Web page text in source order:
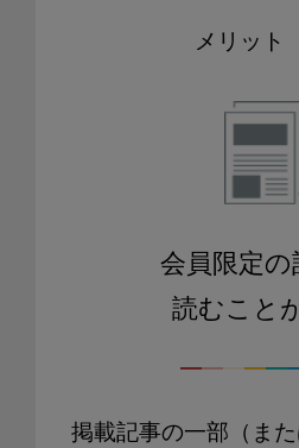
メリット
会員限定の
読むこと
掲載記事の一部（ま